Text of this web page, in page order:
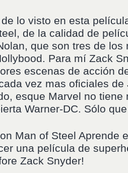
lo visto en esta
de la calidad de
que son tres de
Para mí Zack
escenas de acción
vez mas oficiales de
esque Marvel no tiene
Warner-DC. Sólo
Man of Steel Aprende
una película de
Zack Snyder!